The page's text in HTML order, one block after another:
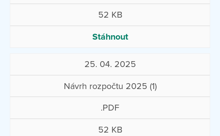
52 KB
Stáhnout
25. 04. 2025
Návrh rozpočtu 2025 (1)
.PDF
52 KB